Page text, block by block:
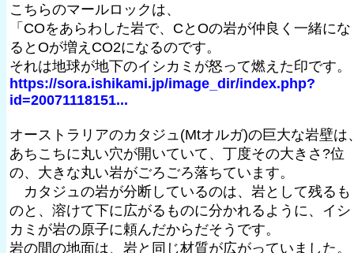
こちらのマールロックは、
「COをあらわした岩で、CとOの岩が仲良く一緒にな
るとOが増えCO2になるのです。
それは地球が地下のイシカミが怒って燃えた印です。
https://sora.ishikami.jp/image_dir/index.php?
id=20071118151...
オーストラリアのカタジュ(Mtオルガ)の巨大な岩壁は
あちこちに丸い穴が開いていて、丁度その大きさ?位
の、大きな丸い岩がごろごろ落ちています。
カタジュの岩が分断しているのは、岩として残るも
のと、溶けて下に広がるものに分かれるように、イシ
カミが岩の原子に頼んだからだそうです。
岩の間の地面は、岩と同じ材質が広がっていました。